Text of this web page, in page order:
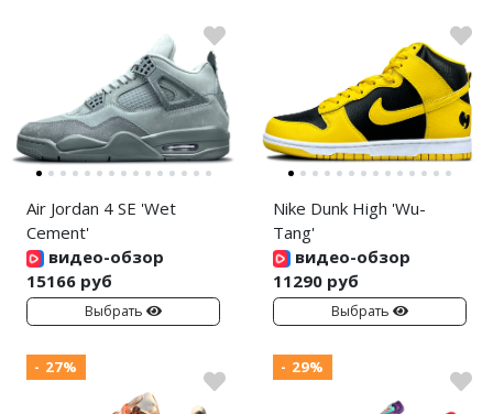
Air Jordan 4 SE 'Wet
Cement'
видео-обзор
15166 руб
Выбрать
Nike Dunk High 'Wu-
Tang'
видео-обзор
11290 руб
Выбрать
- 27% - 29%